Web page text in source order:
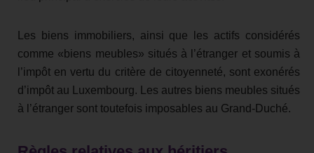
Les biens immobiliers, ainsi que les actifs considérés
comme «biens meubles» situés à l’étranger et soumis à
l’impôt en vertu du critère de citoyenneté, sont exonérés
d’impôt au Luxembourg. Les autres biens meubles situés
à l’étranger sont toutefois imposables au Grand-Duché.